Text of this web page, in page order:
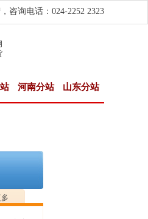
咨询电话：024-2252 2323
河南分站 山东分站
钢板|海..